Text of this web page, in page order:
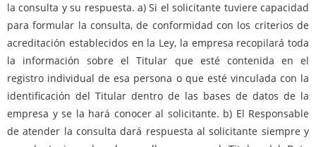
la consulta y su respuesta. a) Si el solicitante tuviere capacidad
para formular la consulta, de conformidad con los criterios de
acreditación establecidos en la Ley, la empresa recopilará toda
la información sobre el Titular que esté contenida en el
registro individual de esa persona o que esté vinculada con la
identificación del Titular dentro de las bases de datos de la
empresa y se la hará conocer al solicitante. b) El Responsable
de atender la consulta dará respuesta al solicitante siempre y